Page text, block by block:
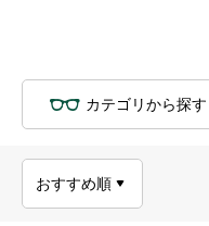
カテゴリから探す